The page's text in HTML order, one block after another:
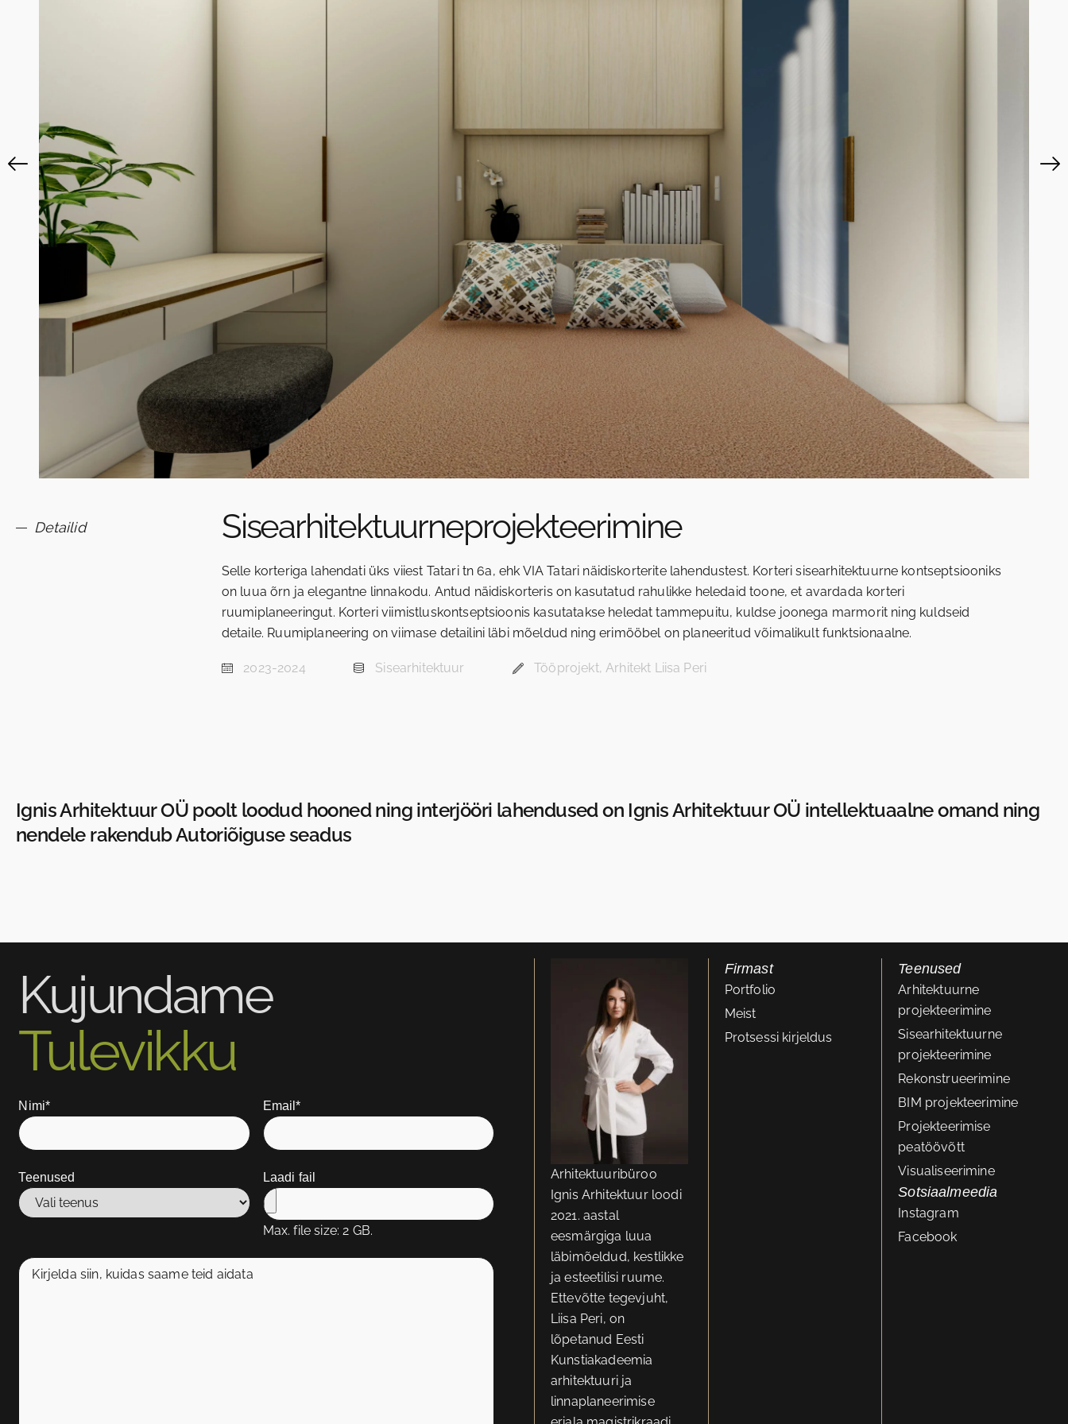
Detailid Sisearhitektuurneprojekteerimine
Selle korteriga lahendati üks viiest Tatari tn 6a, ehk VIA Tatari näidiskorterite lahendustest. Korteri sisearhitektuurne kontseptsiooniks
on luua õrn ja elegantne linnakodu. Antud näidiskorteris on kasutatud rahulikke heledaid toone, et avardada korteri
ruumiplaneeringut. Korteri viimistluskontseptsioonis kasutatakse heledat tammepuitu, kuldse joonega marmorit ning kuldseid
detaile. Ruumiplaneering on viimase detailini läbi mõeldud ning erimööbel on planeeritud võimalikult funktsionaalne.
2023-2024 Sisearhitektuur Tööprojekt, Arhitekt Liisa Peri
Ignis Arhitektuur OÜ poolt loodud hooned ning interjööri lahendused on Ignis Arhitektuur OÜ intellektuaalne omand ning
nendele rakendub Autoriõiguse seadus
Kujundame
Tulevikku
Nimi* Email*
Teenused Laadi fail
Max. file size: 2 GB.
Lisa
Arhitektuuribüroo
Ignis Arhitektuur loodi
2021. aastal
eesmärgiga luua
läbimõeldud, kestlikke
ja esteetilisi ruume.
Ettevõtte tegevjuht,
Liisa Peri, on
lõpetanud Eesti
Kunstiakadeemia
arhitektuuri ja
linnaplaneerimise
Firmast
Portfolio
Meist
Protsessi kirjeldus
Teenused
Arhitektuurne
projekteerimine
Sisearhitektuurne
projekteerimine
Rekonstrueerimine
BIM projekteerimine
Projekteerimise
peatöövõtt
Visualiseerimine
Sotsiaalmeedia
Instagram
Facebook